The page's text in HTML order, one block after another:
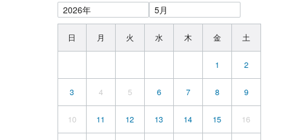
日 月 火 水 木 金 土
1 2
3 4 5 6 7 8 9
10 11 12 13 14 15 16